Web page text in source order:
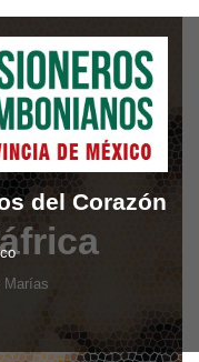
del Corazón
Marías